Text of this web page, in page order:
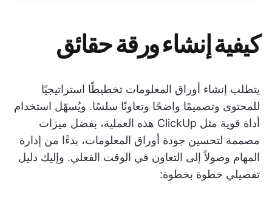
كيفية إنشاء ورقة حقائق
يتطلب إنشاء أوراق المعلومات تخطيطًا استراتيجيًا
للمحتوى وتصميمًا واضحًا وتعاونًا سلسًا. ويُسهّل استخدام
أداة قوية مثل ClickUp هذه العملية، بفضل ميزات
مصممة لتحسين جودة أوراق المعلومات، بدءًا من إدارة
المهام وصولاً إلى التعاون في الوقت الفعلي. وإليك دليل
تفصيلي خطوة بخطوة: